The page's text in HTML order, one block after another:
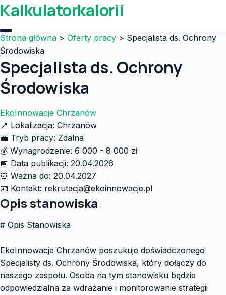
Kalkulatorkalorii
Strona główna > Oferty pracy > Specjalista ds. Ochrony
Środowiska
Specjalista ds. Ochrony
Środowiska
EkoInnowacje Chrzanów
📍 Lokalizacja: Chrzanów
💼 Tryb pracy: Zdalna
💰 Wynagrodzenie: 6 000 - 8 000 zł
📅 Data publikacji: 20.04.2026
⏰ Ważna do: 20.04.2027
📧 Kontakt: rekrutacja@ekoinnowacje.pl
Opis stanowiska
# Opis Stanowiska
EkoInnowacje Chrzanów poszukuje doświadczonego
Specjalisty ds. Ochrony Środowiska, który dołączy do
naszego zespołu. Osoba na tym stanowisku będzie
odpowiedzialna za wdrażanie i monitorowanie strategii